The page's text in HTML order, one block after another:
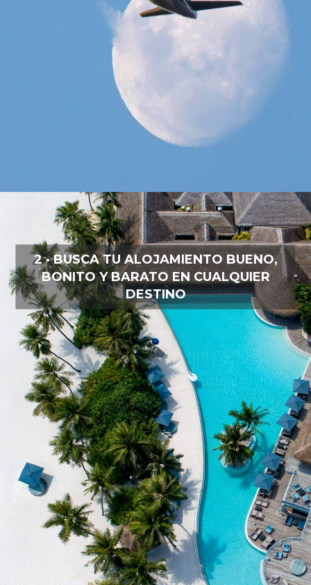
2 · BUSCA TU ALOJAMIENTO BUENO,
BONITO Y BARATO EN CUALQUIER
DESTINO